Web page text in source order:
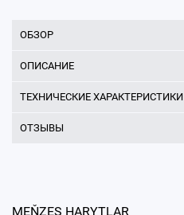
ОБЗОР
ОПИСАНИЕ
ТЕХНИЧЕСКИЕ ХАРАКТЕРИСТИКИ
ОТЗЫВЫ
MEŇZEŞ HARYTLAR